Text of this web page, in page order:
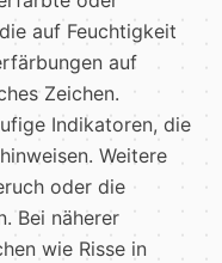
auf Feuchtigkeit
auf
Zeichen.
Indikatoren, die
Weitere
oder die
Bei näherer
wie Risse in